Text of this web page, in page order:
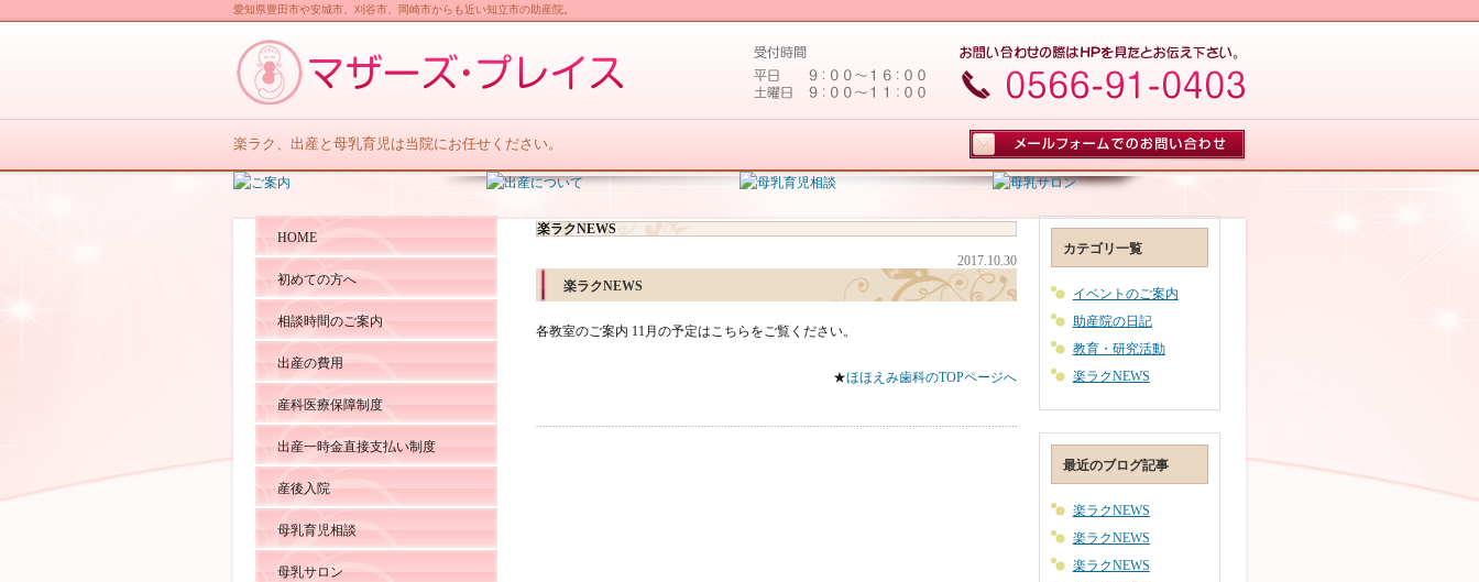
愛知県豊田市や安城市、刈谷市、岡崎市からも近い知立市の助産院。
楽ラク、出産と母乳育児は当院にお任せください。
楽ラクNEWS
2017.10.30
楽ラクNEWS
各教室のご案内 11月の予定はこちらをご覧ください。
★ほほえみ歯科のTOPページへ
カテゴリ一覧
イベントのご案内
助産院の日記
教育・研究活動
楽ラクNEWS
最近のブログ記事
楽ラクNEWS
楽ラクNEWS
楽ラクNEWS
HOME
初めての方へ
相談時間のご案内
出産の費用
産科医療保障制度
出産一時金直接支払い制度
産後入院
母乳育児相談
母乳サロン